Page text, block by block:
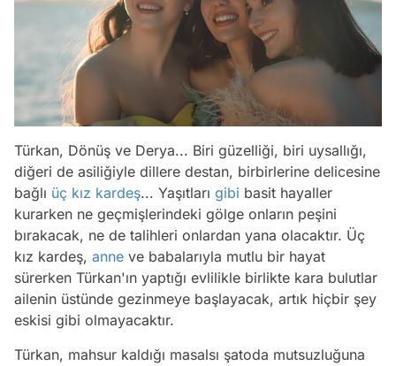
Türkan, Dönüş ve Derya... Biri güzelliği, biri uysallığı,
diğeri de asiliğiyle dillere destan, birbirlerine delicesine
bağlı üç kız kardeş... Yaşıtları gibi basit hayaller
kurarken ne geçmişlerindeki gölge onların peşini
bırakacak, ne de talihleri onlardan yana olacaktır. Üç
kız kardeş, anne ve babalarıyla mutlu bir hayat
sürerken Türkan'ın yaptığı evlilikle birlikte kara bulutlar
ailenin üstünde gezinmeye başlayacak, artık hiçbir şey
eskisi gibi olmayacaktır.
Türkan, mahsur kaldığı masalsı şatoda mutsuzluğuna